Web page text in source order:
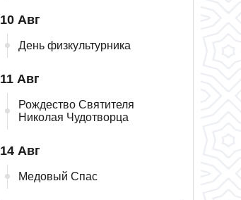
10 Авг
День физкультурника
11 Авг
Рождество Святителя
Николая Чудотворца
14 Авг
Медовый Спас